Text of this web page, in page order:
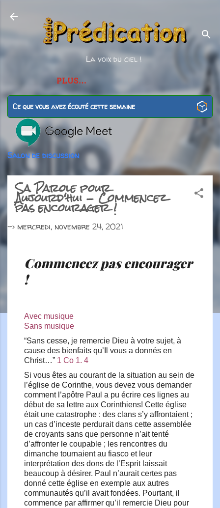
La voix du ciel !
PLUS…
Ce que vous avez écouté cette semaine
Salon de discussion
Sa Parole pour
Aujourd'hui - Commencez
pas encourager !
-> mercredi, novembre 24, 2021
Commencez pas encourager
!
Avec musique
Sans musique
“Sans cesse, je remercie Dieu à votre sujet, à
cause des bienfaits qu’Il vous a donnés en
Christ…” 1 Co 1. 4
Si vous êtes au courant de la situation au sein de
l’église de Corinthe, vous devez vous demander
comment l’apôtre Paul a pu écrire ces lignes au
début de sa lettre aux Corinthiens! Cette église
était une catastrophe : des clans s’y affrontaient ;
un cas d’inceste perdurait dans cette assemblée
de croyants sans que personne n’ait tenté
d’affronter le coupable ; les rencontres du
dimanche tournaient au fiasco et leur
interprétation des dons de l’Esprit laissait
beaucoup à désirer. Paul n’aurait certes pas
donné cette église en exemple aux autres
communautés qu’il avait fondées. Pourtant, il
commence par affirmer qu’il remercie Dieu pour